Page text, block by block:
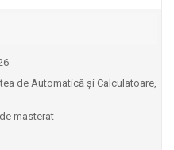
de Automatică și Calculatoare,
masterat